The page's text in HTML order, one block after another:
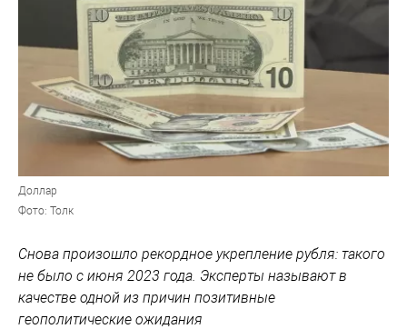
Доллар
Фото: Толк
Снова произошло рекордное укрепление рубля: такого
не было с июня 2023 года. Эксперты называют в
качестве одной из причин позитивные
геополитические ожидания